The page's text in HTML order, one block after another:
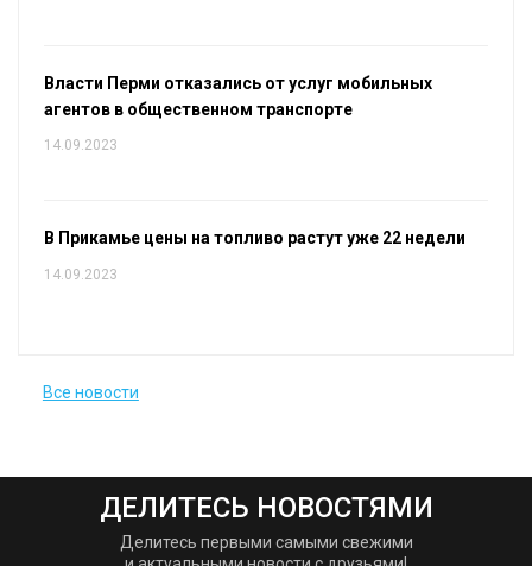
Власти Перми отказались от услуг мобильных
агентов в общественном транспорте
14.09.2023
В Прикамье цены на топливо растут уже 22 недели
14.09.2023
Все новости
ДЕЛИТЕСЬ НОВОСТЯМИ
Делитесь первыми самыми свежими